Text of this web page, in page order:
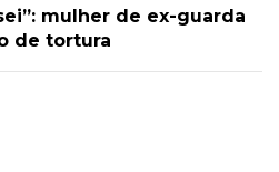
mulher de ex-guarda
de tortura